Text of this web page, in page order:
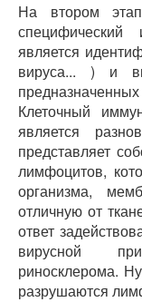
На втором
является
вируса... ) и
предназначенных
Клеточный
является
представляет
лимфоцитов,
организма,
отличную от
ответ
вирусной
риносклерома.
разрушаются